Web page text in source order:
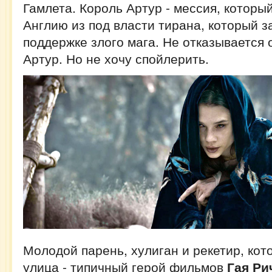
Гамлета. Король Артур - мессия,
Англию из под власти тирана, который
поддержке злого мага. Не
Артур. Но не хочу спойлерить.
Молодой парень, хулиган и рекетир,
улица - типичный герой фильмов Гая